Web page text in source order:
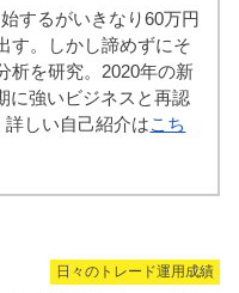
するがいきなり60万円
す。しかし諦めずにそ
析を研究。2020年の新
に強いビジネスと再認
しい自己紹介はこち
日々のトレード運用成績